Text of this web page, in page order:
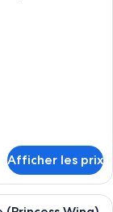
Afficher les prix
d’hôtel avec deux